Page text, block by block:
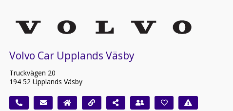
Volvo Car Upplands Väsby
Truckvägen 20
194 52 Upplands Väsby